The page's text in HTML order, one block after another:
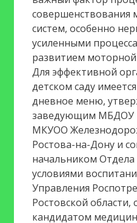
обработку
совершенствования
систем, особенно
усиленными
развитием моторной
Для эффективной
детском саду
дневное меню,
заведующим МБДОУ
МКУОО
Ростова-на-Дону и
начальником Отдела
условиями
Управления
Ростовской области,
кандидатом